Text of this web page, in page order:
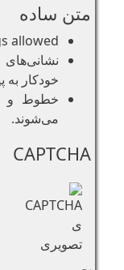
متن ساده
allowed.
نشانی‌های
خودکار به
خطوط و
می‌شوند.
CAPTCHA